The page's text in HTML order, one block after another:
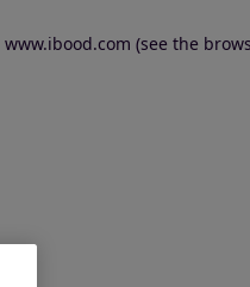
www.ibood.com (see the